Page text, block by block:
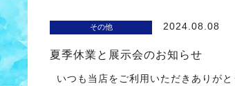
その他 2024.08.08
夏季休業と展示会のお知らせ
いつも当店をご利用いただきありが